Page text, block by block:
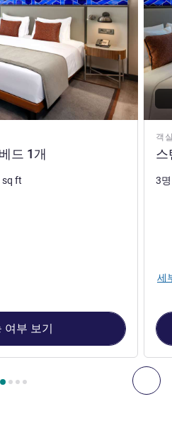
다
스위트 - 더블 베드 1개 , 객실 2 :
드 1개
sq ft
여부 보기
객
스
3
세